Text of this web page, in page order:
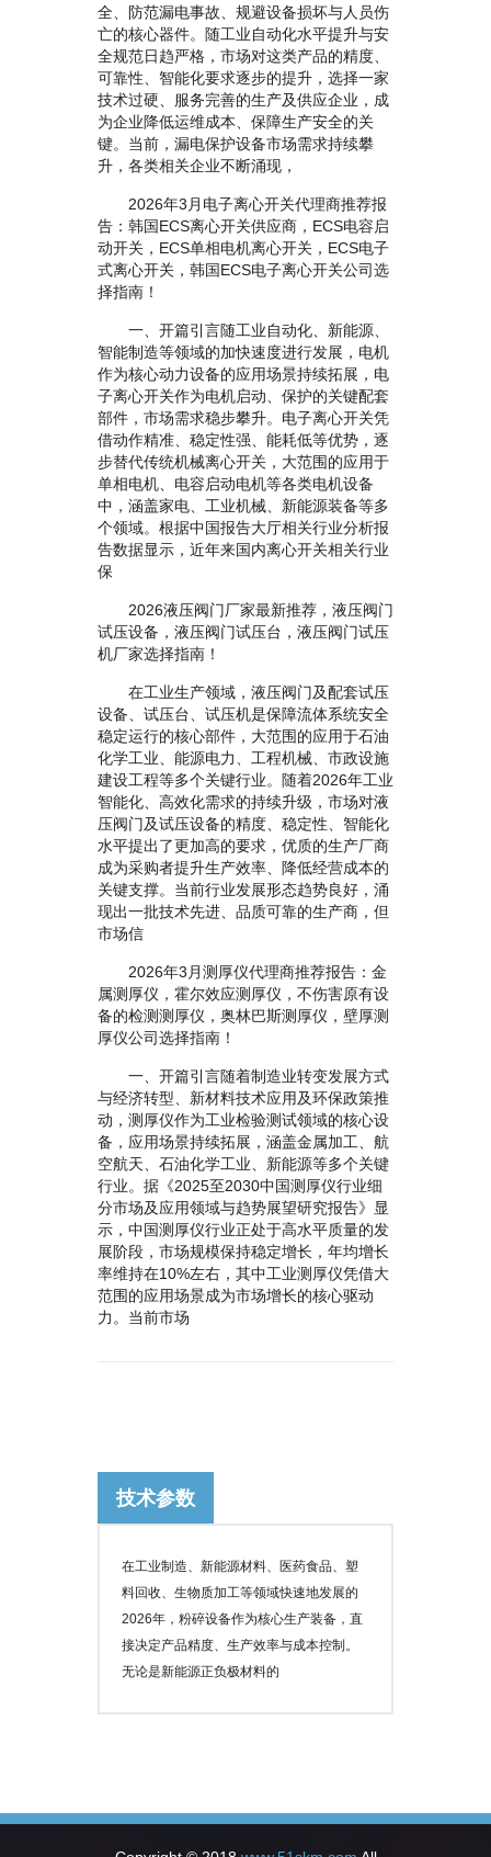
全、防范漏电事故、规避设备损坏与人员伤
亡的核心器件。随工业自动化水平提升与安
全规范日趋严格，市场对这类产品的精度、
可靠性、智能化要求逐步的提升，选择一家
技术过硬、服务完善的生产及供应企业，成
为企业降低运维成本、保障生产安全的关
键。当前，漏电保护设备市场需求持续攀
升，各类相关企业不断涌现，
2026年3月电子离心开关代理商推荐报
告：韩国ECS离心开关供应商，ECS电容启
动开关，ECS单相电机离心开关，ECS电子
式离心开关，韩国ECS电子离心开关公司选
择指南！
一、开篇引言随工业自动化、新能源、
智能制造等领域的加快速度进行发展，电机
作为核心动力设备的应用场景持续拓展，电
子离心开关作为电机启动、保护的关键配套
部件，市场需求稳步攀升。电子离心开关凭
借动作精准、稳定性强、能耗低等优势，逐
步替代传统机械离心开关，大范围的应用于
单相电机、电容启动电机等各类电机设备
中，涵盖家电、工业机械、新能源装备等多
个领域。根据中国报告大厅相关行业分析报
告数据显示，近年来国内离心开关相关行业
保
2026液压阀门厂家最新推荐，液压阀门
试压设备，液压阀门试压台，液压阀门试压
机厂家选择指南！
在工业生产领域，液压阀门及配套试压
设备、试压台、试压机是保障流体系统安全
稳定运行的核心部件，大范围的应用于石油
化学工业、能源电力、工程机械、市政设施
建设工程等多个关键行业。随着2026年工业
智能化、高效化需求的持续升级，市场对液
压阀门及试压设备的精度、稳定性、智能化
水平提出了更加高的要求，优质的生产厂商
成为采购者提升生产效率、降低经营成本的
关键支撑。当前行业发展形态趋势良好，涌
现出一批技术先进、品质可靠的生产商，但
市场信
2026年3月测厚仪代理商推荐报告：金
属测厚仪，霍尔效应测厚仪，不伤害原有设
备的检测测厚仪，奥林巴斯测厚仪，壁厚测
厚仪公司选择指南！
一、开篇引言随着制造业转变发展方式
与经济转型、新材料技术应用及环保政策推
动，测厚仪作为工业检验测试领域的核心设
备，应用场景持续拓展，涵盖金属加工、航
空航天、石油化学工业、新能源等多个关键
行业。据《2025至2030中国测厚仪行业细
分市场及应用领域与趋势展望研究报告》显
示，中国测厚仪行业正处于高水平质量的发
展阶段，市场规模保持稳定增长，年均增长
率维持在10%左右，其中工业测厚仪凭借大
范围的应用场景成为市场增长的核心驱动
力。当前市场
技术参数
在工业制造、新能源材料、医药食品、塑
料回收、生物质加工等领域快速地发展的
2026年，粉碎设备作为核心生产装备，直
接决定产品精度、生产效率与成本控制。
无论是新能源正负极材料的